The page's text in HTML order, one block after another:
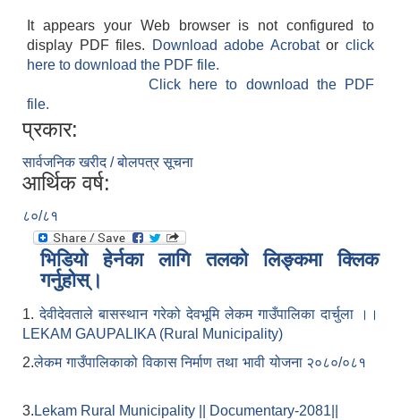
It appears your Web browser is not configured to
display PDF files.
Download adobe Acrobatorclick
here to download the PDF file.
Click here to download the PDF
file.
प्रकार:
सार्वजनिक खरीद / बोलपत्र सूचना
आर्थिक वर्ष:
८०/८१
भिडियो हेर्नका लागि तलको लिङ्कमा क्लिक
गर्नुहोस्।
1.देवीदेवताले बासस्थान गरेको देवभूमि लेकम गाउँपालिका दार्चुला ।।
LEKAM GAUPALIKA (Rural Municipality)
2.लेकम गाउँपालिकाको विकास निर्माण तथा भावी योजना २०८०/०८१
3. Lekam Rural Municipality || Documentary-2081||